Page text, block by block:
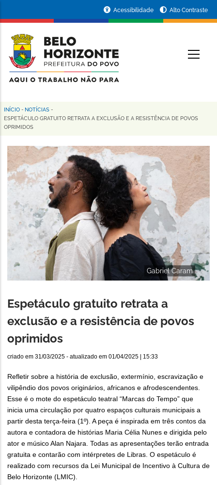
conteúdo
principal
da
Prefeitura
de
Horizonte
Acessibilidade Alto Contraste
Trilha
de
navegação
INÍCIO - NOTÍCIAS -
ESPETÁCULO GRATUITO RETRATA A EXCLUSÃO E A RESISTÊNCIA DE POVOS
OPRIMIDOS
Gabriel Caram
Espetáculo gratuito retrata a
exclusão e a resistência de povos
oprimidos
criado em 31/03/2025 - atualizado em 01/04/2025 | 15:33
Refletir sobre a história de exclusão, extermínio, escravização e
vilipêndio dos povos originários, africanos e afrodescendentes.
Esse é o mote do espetáculo teatral “Marcas do Tempo” que
inicia uma circulação por quatro espaços culturais municipais a
partir desta terça-feira (1º). A peça é inspirada em três contos da
autora e contadora de histórias Maria Célia Nunes e dirigida pelo
ator e músico Alan Najara. Todas as apresentações terão entrada
gratuita e contarão com intérpretes de Libras. O espetáculo é
realizado com recursos da Lei Municipal de Incentivo à Cultura de
Belo Horizonte (LMIC).